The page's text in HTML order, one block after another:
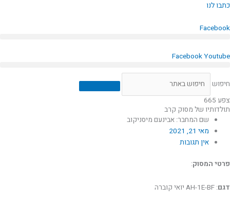
דילוג
כתבו לנו
Facebook
FacebookYoutube
חיפוש
צפע 665
תולדותיו של מסוק קרב
שם המחבר: אבינעם מיסניקוב
מאי 21, 2021
אין תגובות
פרטי המסוק:
דגם: AH-1E-BF יואי קוברה